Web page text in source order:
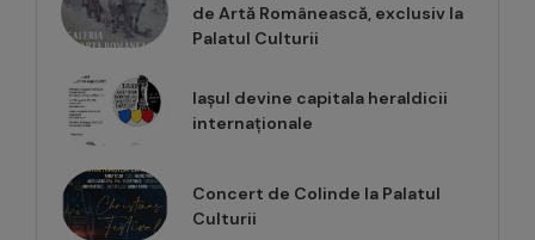
de Artă Românească, exclusiv la
Palatul Culturii
Iașul devine capitala heraldicii
internaționale
Concert de Colinde la Palatul
Culturii